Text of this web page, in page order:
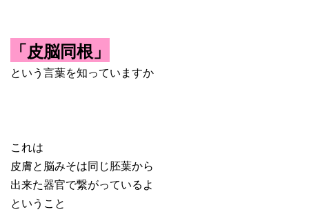
「皮脳同根」
という言葉を知っていますか
これは
皮膚と脳みそは同じ胚葉から
出来た器官で繋がっているよ
ということ